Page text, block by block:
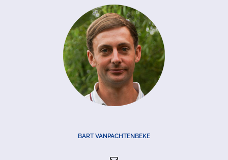
BART VANPACHTENBEKE